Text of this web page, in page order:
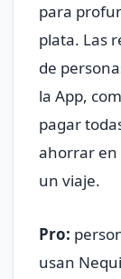
para
plata. Las
de
la App,
pagar
ahorrar en
un viaje.
Pro:
usan